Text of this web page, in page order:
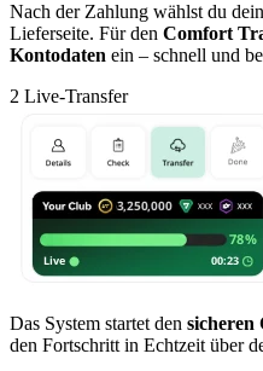
Nach der Zahlung wählst du
Lieferseite. Für den Comfort
Kontodaten ein – schnell und
2 Live-Transfer
Das System startet den sicheren
den Fortschritt in Echtzeit über